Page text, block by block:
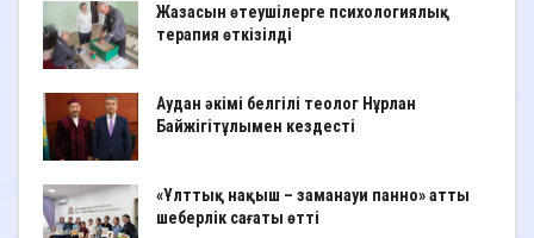
Жазасын өтеушілерге психологиялық
терапия өткізілді
Аудан әкімі белгілі теолог Нұрлан
Байжігітұлымен кездесті
«Ұлттық нақыш – заманауи панно» атты
шеберлік сағаты өтті